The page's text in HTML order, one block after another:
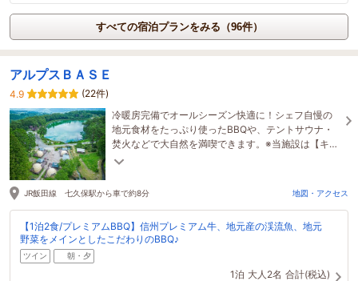
すべての宿泊プランをみる（96件）
アルプスＢＡＳＥ
4.9
(22件)
冷暖房完備でオールシーズン快適に！シェフ自慢の
地元食材をたっぷり使ったBBQや、テントサウナ・
焚火などで大自然を満喫できます。※当施設は【キャ
ッシュレスのみ対応（現金未対応）】です。
JR飯田線 七久保駅から車で約8分 地図・アクセス
【1泊2食/プレミアムBBQ】信州プレミアム牛、地元産の渓流魚、地元
野菜をメインとしたこだわりのBBQ♪
ツイン 朝・夕
1泊 大人2名 合計(税込)